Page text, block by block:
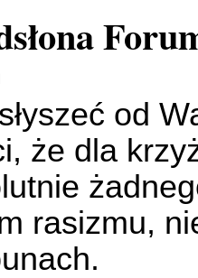
od
że dla
rasizmu,